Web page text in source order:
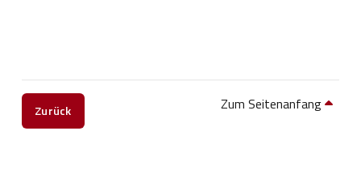
Zurück Zum Seitenanfang